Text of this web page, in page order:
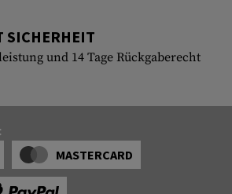
SICHERHEIT
und 14 Tage Rückgaberecht
MASTERCARD